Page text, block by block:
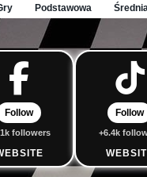
Podstawowa
Follow
followers
Follow
+6.4k